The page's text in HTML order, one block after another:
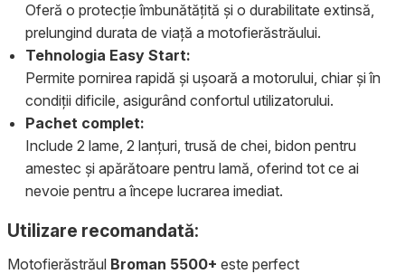
Oferă o protecție îmbunătățită și o durabilitate extinsă,
prelungind durata de viață a motofierăstrăului.
Tehnologia Easy Start:
Permite pornirea rapidă și ușoară a motorului, chiar și în
condiții dificile, asigurând confortul utilizatorului.
Pachet complet:
Include 2 lame, 2 lanțuri, trusă de chei, bidon pentru
amestec și apărătoare pentru lamă, oferind tot ce ai
nevoie pentru a începe lucrarea imediat.
Utilizare recomandată:
Motofierăstrăul Broman 5500+ este perfect